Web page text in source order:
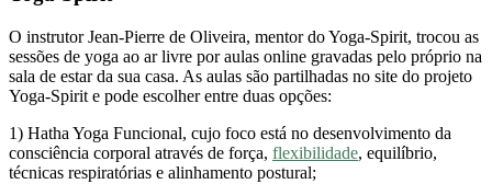
O instrutor Jean-Pierre de Oliveira, mentor do Yoga-Spirit, trocou as
sessões de yoga ao ar livre por aulas online gravadas pelo próprio na
sala de estar da sua casa. As aulas são partilhadas no site do projeto
Yoga-Spirit e pode escolher entre duas opções:
1) Hatha Yoga Funcional, cujo foco está no desenvolvimento da
consciência corporal através de força, flexibilidade, equilíbrio,
técnicas respiratórias e alinhamento postural;